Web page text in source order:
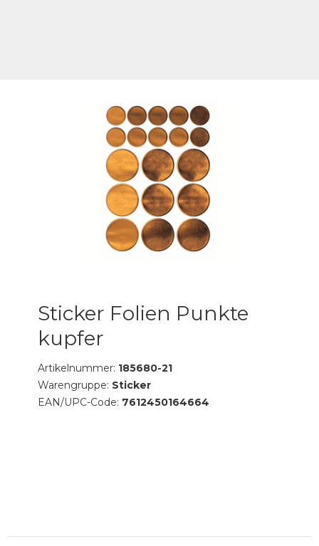
Sticker Folien Punkte
kupfer
Artikelnummer: 185680-21
Warengruppe: Sticker
EAN/UPC-Code: 7612450164664